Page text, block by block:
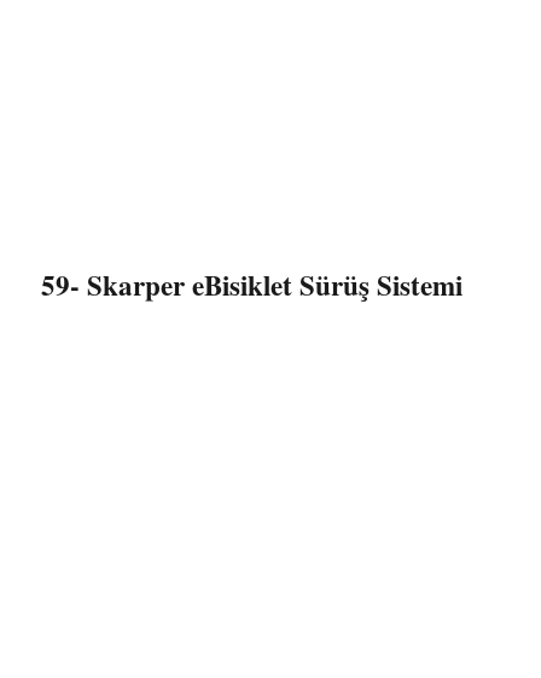
59- Skarper eBisiklet Sürüş Sistemi